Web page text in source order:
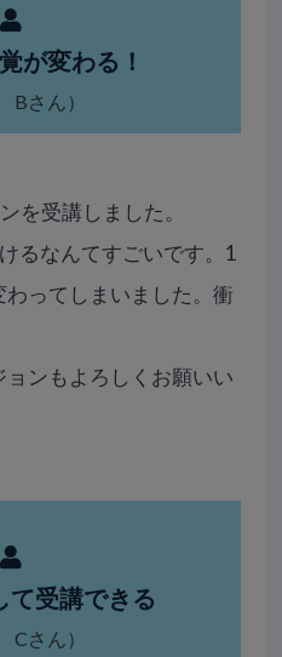
が変わる！
Bさん）
を受講しました。
るなんてすごいです。1
ってしまいました。衝
ンもよろしくお願いい
て受講できる
Cさん）